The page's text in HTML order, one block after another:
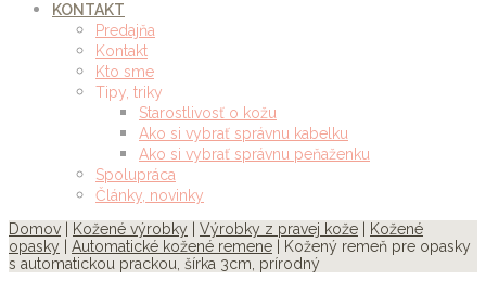
KONTAKT
Predajňa
Kontakt
Kto sme
Tipy, triky
Starostlivosť o kožu
Ako si vybrať správnu kabelku
Ako si vybrať správnu peňaženku
Spolupráca
Články, novinky
Domov
Kožené výrobky Výrobky z pravej kože
Kožené
opasky
Automatické kožené remene | Kožený remeň pre opasky
s automatickou prackou, šírka 3cm, prírodný